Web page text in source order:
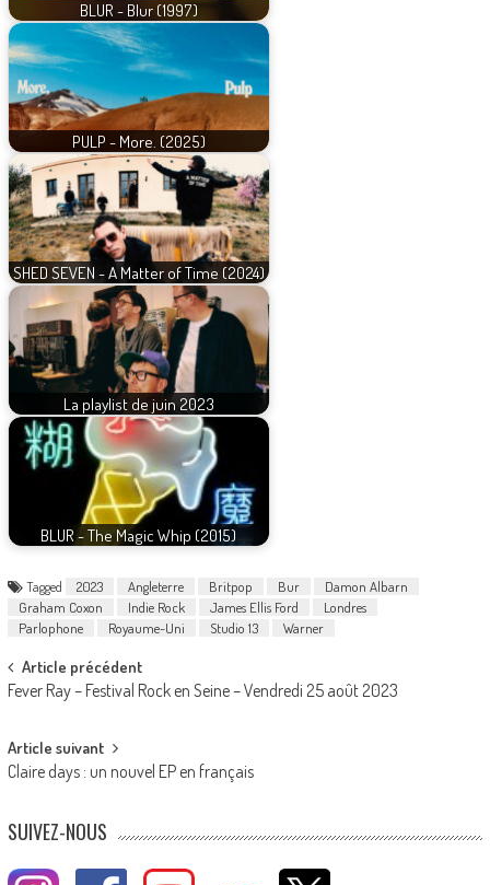
BLUR - Blur (1997)
PULP - More. (2025)
SHED SEVEN - A Matter of Time (2024)
La playlist de juin 2023
BLUR - The Magic Whip (2015)
Tagged 2023 Angleterre Britpop Bur
Damon Albarn
Graham Coxon
Indie Rock James Ellis Ford
Londres
Parlophone
Royaume-Uni Studio 13 Warner
Post
navigation
Article précédent
Fever Ray – Festival Rock en Seine – Vendredi 25 août 2023
Article suivant
Claire days : un nouvel EP en français
SUIVEZ-NOUS